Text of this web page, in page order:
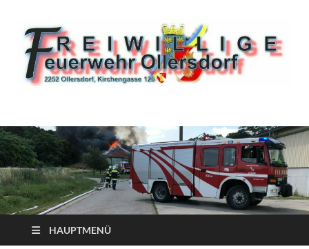
HAUPTMENÜ